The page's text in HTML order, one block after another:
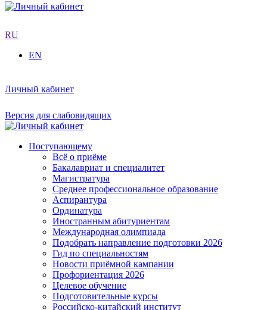
RU
EN
Личный кабинет
Версия для слабовидящих
Поступающему
Всё о приёме
Бакалавриат и специалитет
Магистратура
Среднее профессиональное образование
Аспирантура
Ординатура
Иностранным абитуриентам
Международная олимпиада
Подобрать направление подготовки 2026
Гид по специальностям
Новости приёмной кампании
Профориентация 2026
Целевое обучение
Подготовительные курсы
Российско-китайский институт